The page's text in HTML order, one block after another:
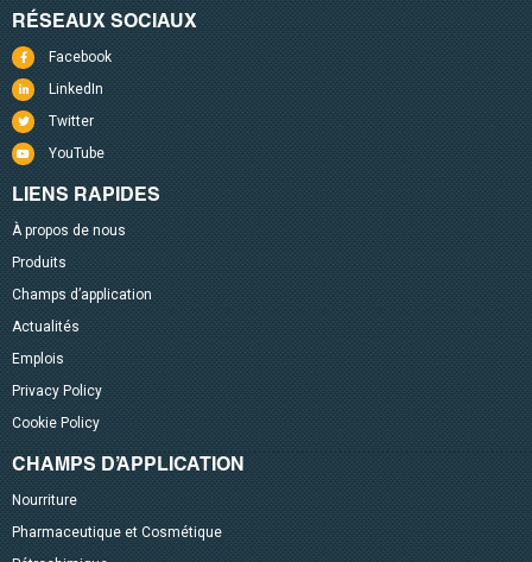
RÉSEAUX SOCIAUX
Facebook
LinkedIn
Twitter
YouTube
LIENS RAPIDES
À propos de nous
Produits
Champs d’application
Actualités
Emplois
Privacy Policy
Cookie Policy
CHAMPS D’APPLICATION
Nourriture
Pharmaceutique et Cosmétique